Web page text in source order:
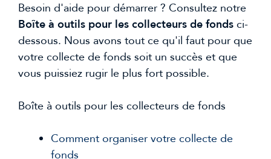
Besoin d'aide pour démarrer ? Consultez notre
Boîte à outils pour les collecteurs de fonds ci-
dessous. Nous avons tout ce qu'il faut pour que
votre collecte de fonds soit un succès et que
vous puissiez rugir le plus fort possible.
Boîte à outils pour les collecteurs de fonds
Comment organiser votre collecte de
fonds